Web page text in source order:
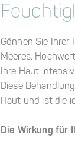
Gönnen Sie Ihrer
Meeres.
Ihre Haut
Diese
Haut und ist die
Die Wirkung für